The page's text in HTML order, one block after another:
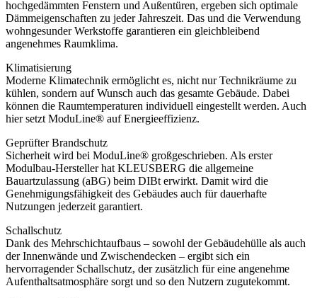
hochgedämmten Fenstern und Außentüren, ergeben sich optimale
Dämmeigenschaften zu jeder Jahreszeit. Das und die Verwendung
wohngesunder Werkstoffe garantieren ein gleichbleibend
angenehmes Raumklima.
Klimatisierung
Moderne Klimatechnik ermöglicht es, nicht nur Technikräume zu
kühlen, sondern auf Wunsch auch das gesamte Gebäude. Dabei
können die Raumtemperaturen individuell eingestellt werden. Auch
hier setzt ModuLine® auf Energieeffizienz.
Geprüfter Brandschutz
Sicherheit wird bei ModuLine® großgeschrieben. Als erster
Modulbau-Hersteller hat KLEUSBERG die allgemeine
Bauartzulassung (aBG) beim DIBt erwirkt. Damit wird die
Genehmigungsfähigkeit des Gebäudes auch für dauerhafte
Nutzungen jederzeit garantiert.
Schallschutz
Dank des Mehrschichtaufbaus – sowohl der Gebäudehülle als auch
der Innenwände und Zwischendecken – ergibt sich ein
hervorragender Schallschutz, der zusätzlich für eine angenehme
Aufenthaltsatmosphäre sorgt und so den Nutzern zugutekommt.